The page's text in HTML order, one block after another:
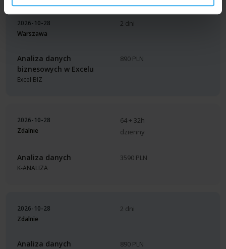
2026-10-28
Warszawa
Analiza danych
biznesowych w Excelu
Excel BIZ
2 dni
890 PLN
2026-10-28
Zdalnie
Analiza danych
K-ANALIZA
64 + 32h
dzienny
3590 PLN
2026-10-28
Zdalnie
Analiza danych
2 dni
890 PLN